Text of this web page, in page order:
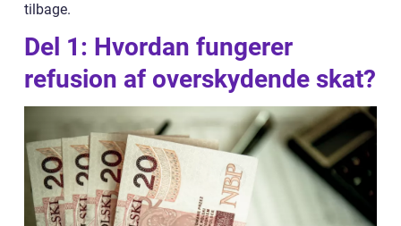
tilbage.
Del 1: Hvordan fungerer
refusion af overskydende skat?